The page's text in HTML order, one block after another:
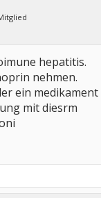
hepatitis.
nehmen.
ein medikament
mit diesrm